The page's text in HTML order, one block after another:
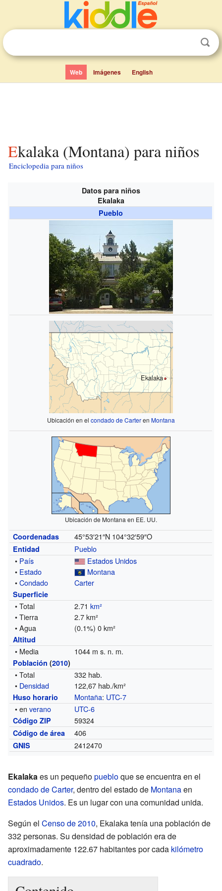
Web Imágenes English
Ekalaka (Montana) para niños
Enciclopedia para niños
Datos para niños
Ekalaka
Pueblo
Ekalaka
Ubicación en el condado de Carteren Montana
Ubicación de Montana en EE. UU.
Coordenadas 45°53′21″N 104°32′59″O
Entidad
Pueblo
• País
Estados Unidos
• Estado
Montana
•Condado Carter
Superficie
• Total 2.71km²
• Tierra
2.7 km²
• Agua
(0.1%) 0 km²
Altitud
• Media 1044 m s. n. m.
Población (2010)
• Total
332 hab.
• Densidad 122,67 hab./km²
Huso horario Montaña: UTC-7
• enverano UTC-6
Código ZIP 59324
Código de área 406
GNIS 2412470
Ekalakaes un pequeñopuebloque se encuentra en el
condado de Carter, dentro del estado de Montanaen
Estados Unidos. Es un lugar con una comunidad unida.
Según el Censo de 2010, Ekalaka tenía una población de
332 personas. Su densidad de población era de
aproximadamente 122.67 habitantes por cada kilómetro
cuadrado.